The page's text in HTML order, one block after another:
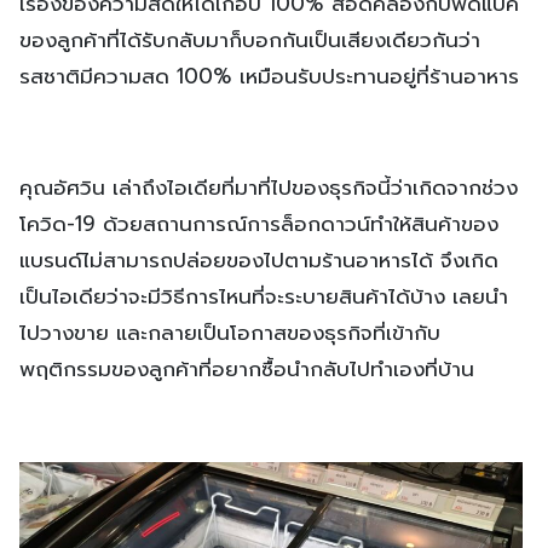
ของลูกค้าที่ได้รับกลับมาก็บอกกันเป็นเสียงเดียวกันว่า
รสชาติมีความสด 100% เหมือนรับประทานอยู่ที่ร้านอาหาร
คุณอัศวิน เล่าถึงไอเดียที่มาที่ไปของธุรกิจนี้ว่าเกิดจากช่วง
โควิด-19 ด้วยสถานการณ์การล็อกดาวน์ทำให้สินค้าของ
แบรนด์ไม่สามารถปล่อยของไปตามร้านอาหารได้ จึงเกิด
เป็นไอเดียว่าจะมีวิธีการไหนที่จะระบายสินค้าได้บ้าง เลยนำ
ไปวางขาย และกลายเป็นโอกาสของธุรกิจที่เข้ากับ
พฤติกรรมของลูกค้าที่อยากซื้อนำกลับไปทำเองที่บ้าน